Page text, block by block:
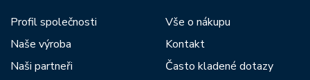
Profil společnosti
Naše výroba
Naši partneři
Vše o nákupu
Kontakt
Často kladené dotazy